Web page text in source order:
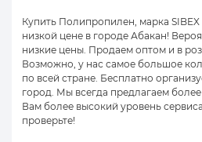
Купить Полипропилен, марка SIBEX
низкой цене в городе Абакан!
низкие цены. Продаем оптом и в
Возможно, у нас самое большое
по всей стране. Бесплатно
город. Мы всегда предлагаем
Вам более высокий уровень
проверьте!